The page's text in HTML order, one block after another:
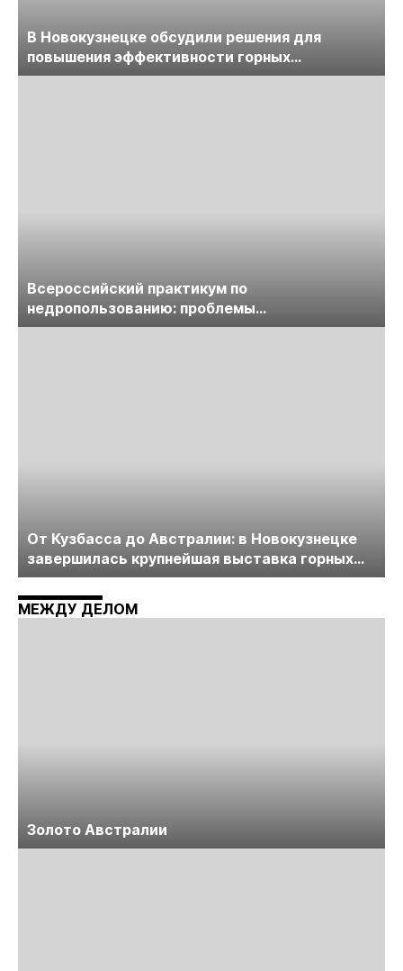
В Новокузнецке обсудили решения для
повышения эффективности горных
предприятий
Всероссийский практикум по
недропользованию: проблемы
лицензирования, цифровизации, экспертизы
От Кузбасса до Австралии: в Новокузнецке
завершилась крупнейшая выставка горных
технологий «Недра России. Уголь России и
Майнинг»
МЕЖДУ ДЕЛОМ
Золото Австралии